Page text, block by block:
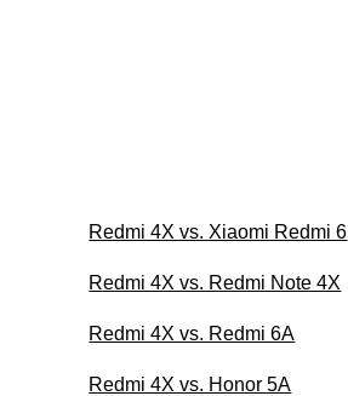
Redmi 4X vs. Xiaomi Redmi 6
Redmi 4X vs. Redmi Note 4X
Redmi 4X vs. Redmi 6A
Redmi 4X vs. Honor 5A